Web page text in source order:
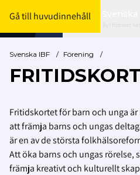
Gå till huvudinnehåll
Byt förbund här
Svenska IBF / Förening /
Fritidskortet för barn och unga
att främja barns och ungas
är en av de största
Att öka barns och ungas rörelse,
främja kreativt och kulturellt